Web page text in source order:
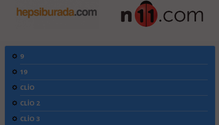
9
19
CLİO
CLİO 2
CLİO 3